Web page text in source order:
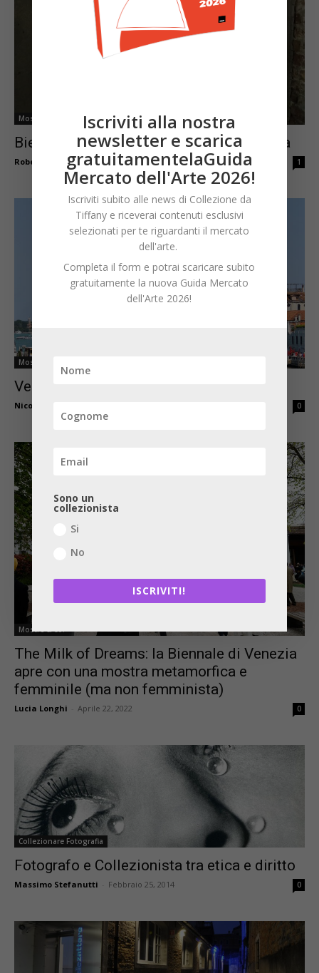
Mostre & Co.
Biennale: un percorso nel Padiglione Italia
Roberto Brunelli - Aprile 26, 2022 1
Mostre & Co.
Venezia: breve guida al “fuori Biennale”
Nicola Maggi 0
Mostre & Co.
The Milk of Dreams: la Biennale di Venezia
apre con una mostra metamorfica e
femminile (ma non femminista)
Lucia Longhi Aprile 22, 2022 0
Collezionare Fotografia
Fotografo e Collezionista tra etica e diritto
Massimo Stefanutti Febbraio 25, 2014 0
Iscriviti alla nostra
newsletter e scarica
gratuitamentelaGuida
Mercato dell'Arte 2026!
Iscriviti subito alle news di Collezione da
Tiffany e riceverai contenuti esclusivi
selezionati per te riguardanti il mercato
dell'arte.
Completa il form e potrai scaricare subito
gratuitamente la nuova Guida Mercato
dell'Arte 2026!
Sono un
collezionista
Si
No
ISCRIVITI!